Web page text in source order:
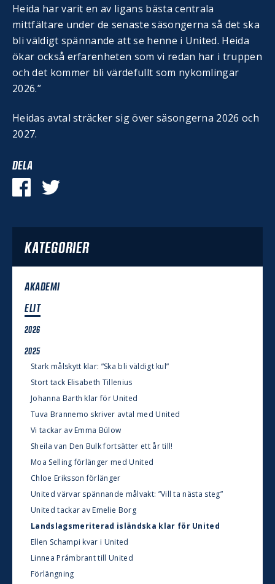
Heida har varit en av ligans bästa centrala
mittfältare under de senaste säsongerna så det ska
bli väldigt spännande att se henne i United. Heida
ökar också erfarenheten som vi redan har i truppen
och det kommer bli värdefullt som nykomlingar
2026.”
Heidas avtal sträcker sig över säsongerna 2026 och
2027.
DELA
KATEGORIER
AKADEMI
ELIT
2026
2025
Stark målskytt klar: ”Ska bli väldigt kul”
Stort tack Elisabeth Tillenius
Johanna Barth klar för United
Tuva Brannemo skriver avtal med United
Vi tackar av Emma Bülow
Sheila van Den Bulk fortsätter ett år till!
Moa Selling förlänger med United
Chloe Eriksson förlänger
United värvar spännande målvakt: ”Vill ta nästa steg”
United tackar av Emelie Borg
Landslagsmeriterad isländska klar för United
Ellen Schampi kvar i United
Linnea Prámbrant till United
Förlängning